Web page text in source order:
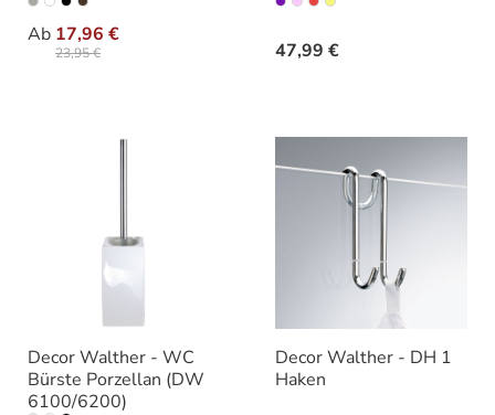
Ab 17,96 €
23,95 €
Varianten
47,99 €
Varianten
Decor Walther - WC
Bürste Porzellan (DW
6100/6200)
Decor Walther - DH 1
Haken